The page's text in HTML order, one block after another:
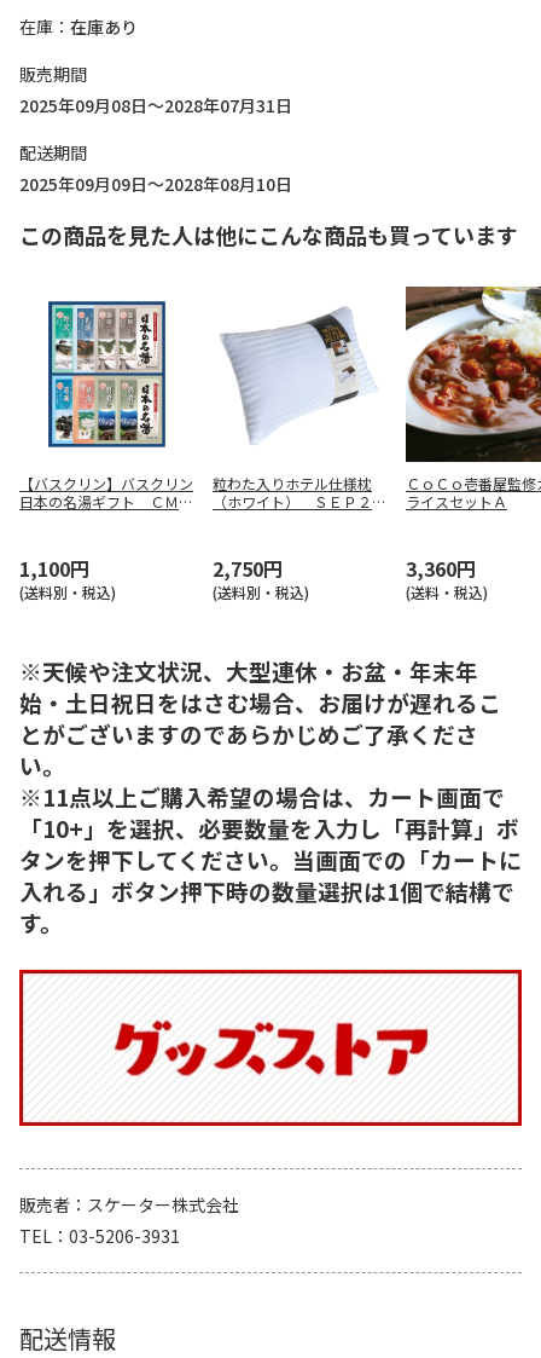
在庫
在庫あり
販売期間
2025年09月08日～2028年07月31日
配送期間
2025年09月09日～2028年08月10日
この商品を見た人は他にこんな商品も買っています
【バスクリン】バスクリン
日本の名湯ギフト ＣＭＯ
1,100円
(送料別・税込)
粒わた入りホテル仕様枕
（ホワイト） ＳＥＰ２５
2,750円
(送料別・税込)
ＣｏＣｏ壱番屋監修
ライスセットＡ
3,360円
(送料・税込)
※天候や注文状況、大型連休・お盆・年末年
始・土日祝日をはさむ場合、お届けが遅れるこ
とがございますのであらかじめご了承くださ
い。
※11点以上ご購入希望の場合は、カート画面で
「10+」を選択、必要数量を入力し「再計算」ボ
タンを押下してください。当画面での「カートに
入れる」ボタン押下時の数量選択は1個で結構で
す。
販売者
スケーター株式会社
TEL
03-5206-3931
配送情報